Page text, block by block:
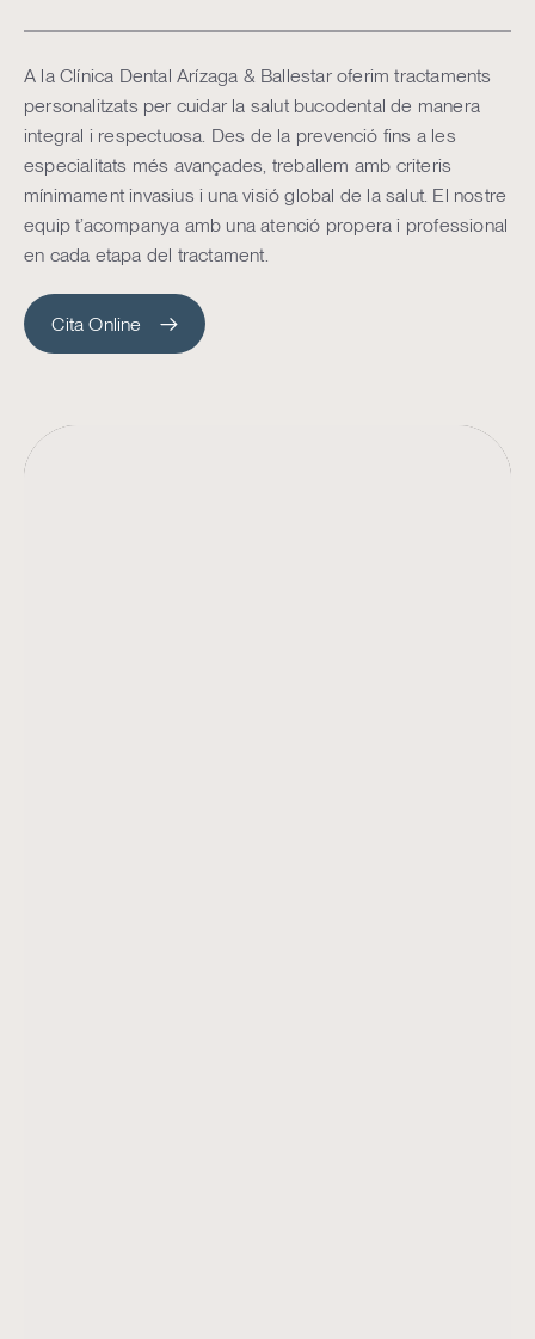
A la Clínica Dental Arízaga & Ballestar oferim tractaments
personalitzats per cuidar la salut bucodental de manera
integral i respectuosa. Des de la prevenció fins a les
especialitats més avançades, treballem amb criteris
mínimament invasius i una visió global de la salut. El nostre
equip t’acompanya amb una atenció propera i professional
en cada etapa del tractament.
Cita Online